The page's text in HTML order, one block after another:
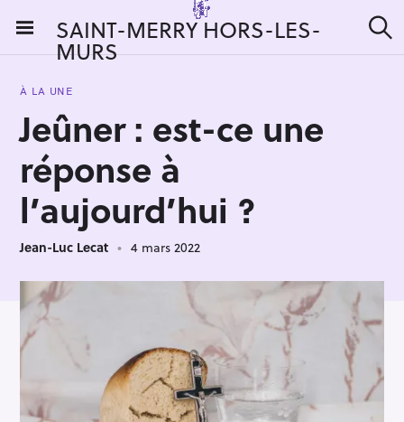
i
SAINT-MERRY HORS-LES-
MURS e
À LA UNE
Jeûner : est-ce une
réponse à
l’aujourd’hui ?
Jean-Luc Lecat 4 mars 2022